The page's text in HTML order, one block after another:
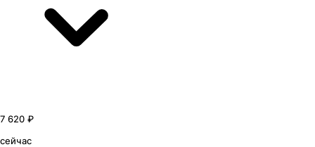
7 620 ₽
сейчас